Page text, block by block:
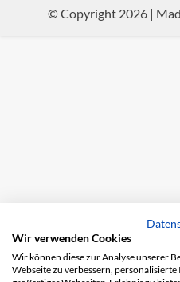
© Copyright 2026 |
Wir verwenden Cookies
Wir können diese zur Analyse unserer
Webseite zu verbessern,